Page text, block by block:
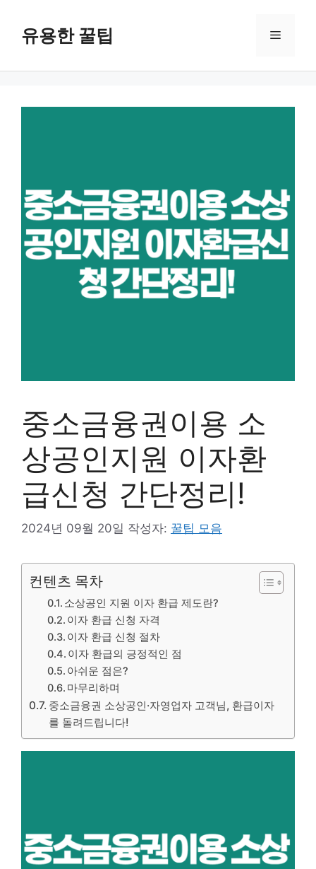
유용한 꿀팁 메
중소금융권이용 소
상공인지원 이자환
급신청 간단정리!
2024년 09월 20일 작성자: 꿀팁 모음
컨텐츠 목차
소상공인 지원 이자 환급 제도란?
이자 환급 신청 자격
이자 환급 신청 절차
이자 환급의 긍정적인 점
아쉬운 점은?
마무리하며
중소금융권 소상공인·자영업자 고객님, 환급이자
를 돌려드립니다!